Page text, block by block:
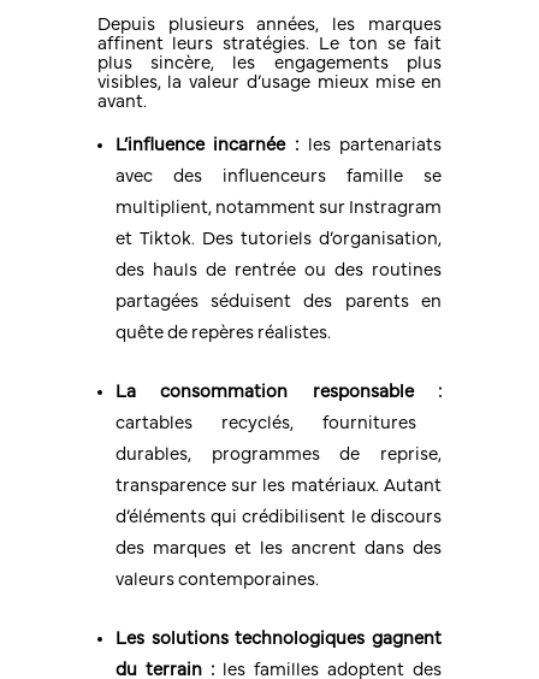
Depuis plusieurs années, les marques
affinent leurs stratégies. Le ton se fait
plus sincère, les engagements plus
visibles, la valeur d’usage mieux mise en
avant.
L’influence incarnée : les partenariats
avec des influenceurs famille se
multiplient, notamment sur Instragram
et Tiktok. Des tutoriels d’organisation,
des hauls de rentrée ou des routines
partagées séduisent des parents en
quête de repères réalistes.
La consommation responsable :
cartables recyclés, fournitures
durables, programmes de reprise,
transparence sur les matériaux. Autant
d’éléments qui crédibilisent le discours
des marques et les ancrent dans des
valeurs contemporaines.
Les solutions technologiques gagnent
du terrain :les familles adoptent des